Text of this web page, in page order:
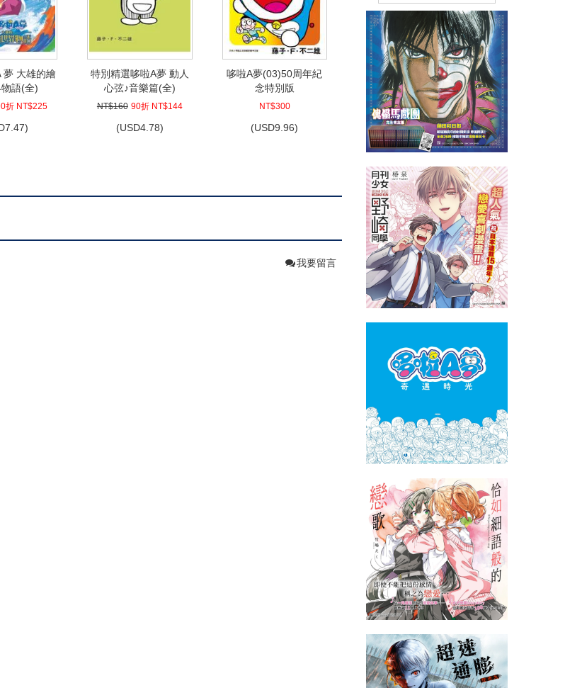
夢 大雄的繪
語(全)
折 NT$225
7.47)
特別精選哆啦A夢 動人
心弦♪音樂篇(全)
NT$160 90折 NT$144
(USD4.78)
哆啦A夢(03)50周年紀
念特別版
NT$300
(USD9.96)
我要留言
名偵探柯南 警察學校篇 Wild
Police Story(上)
NT$140 90折 NT$126 (USD4.18)